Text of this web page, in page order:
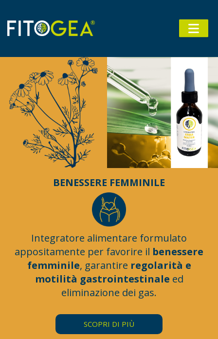
BENESSERE FEMMINILE
Integratore alimentare formulato
appositamente per favorire il benessere
femminile, garantire regolarità e
motilità gastrointestinale ed
eliminazione dei gas.
SCOPRI DI PIÙ